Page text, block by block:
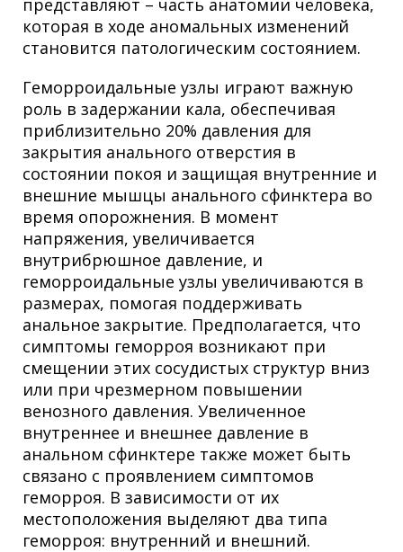
представляют – часть анатомии человека,
которая в ходе аномальных изменений
становится патологическим состоянием.
Геморроидальные узлы играют важную
роль в задержании кала, обеспечивая
приблизительно 20% давления для
закрытия анального отверстия в
состоянии покоя и защищая внутренние и
внешние мышцы анального сфинктера во
время опорожнения. В момент
напряжения, увеличивается
внутрибрюшное давление, и
геморроидальные узлы увеличиваются в
размерах, помогая поддерживать
анальное закрытие. Предполагается, что
симптомы геморроя возникают при
смещении этих сосудистых структур вниз
или при чрезмерном повышении
венозного давления. Увеличенное
внутреннее и внешнее давление в
анальном сфинктере также может быть
связано с проявлением симптомов
геморроя. В зависимости от их
местоположения выделяют два типа
геморроя: внутренний и внешний.